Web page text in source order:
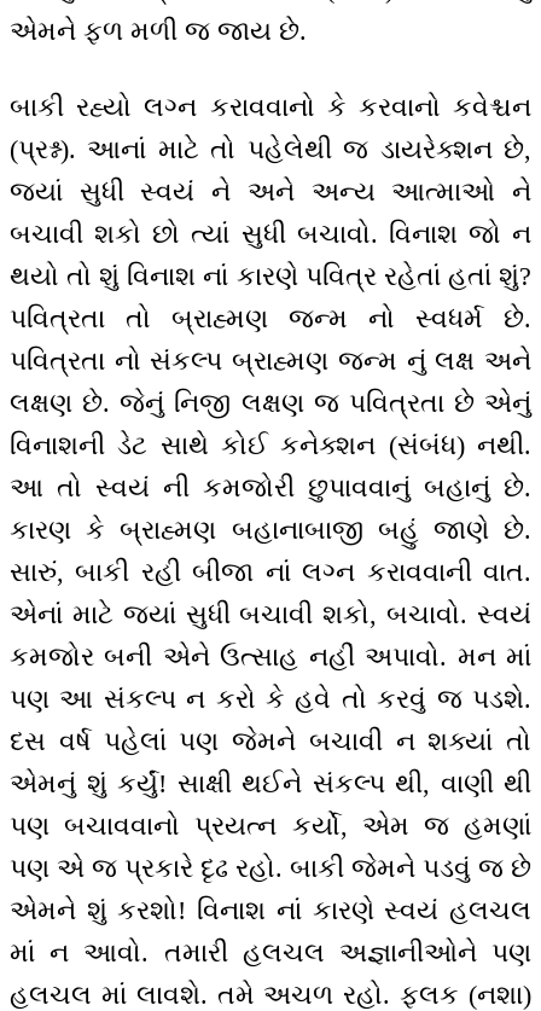
એમને ફળ મળી જ જાય છે.
બાકી રહ્યો લગ્ન કરાવવાનો કે કરવાનો કવેશ્ચન
(પ્રશ્ન). આનાં માટે તો પહેલેથી જ ડાયરેક્શન છે,
જ્યાં સુધી સ્વયં ને અને અન્ય આત્માઓ ને
બચાવી શકો છો ત્યાં સુધી બચાવો. વિનાશ જો ન
થયો તો શું વિનાશ નાં કારણે પવિત્ર રહેતાં હતાં શું?
પવિત્રતા તો બ્રાહ્મણ જન્મ નો સ્વધર્મ છે.
પવિત્રતા નો સંકલ્પ બ્રાહ્મણ જન્મ નું લક્ષ અને
લક્ષણ છે. જેનું નિજી લક્ષણ જ પવિત્રતા છે એનું
વિનાશની ડેટ સાથે કોઈ કનેક્શન (સંબંધ) નથી.
આ તો સ્વયં ની કમજોરી છુપાવવાનું બહાનું છે.
કારણ કે બ્રાહ્મણ બહાનાબાજી બહું જાણે છે.
સારું, બાકી રહી બીજા નાં લગ્ન કરાવવાની વાત.
એનાં માટે જ્યાં સુધી બચાવી શકો, બચાવો. સ્વયં
કમજોર બની એને ઉત્સાહ નહીં અપાવો. મન માં
પણ આ સંકલ્પ ન કરો કે હવે તો કરવું જ પડશે.
દસ વર્ષ પહેલાં પણ જેમને બચાવી ન શક્યાં તો
એમનું શું કર્યું! સાક્ષી થઈને સંકલ્પ થી, વાણી થી
પણ બચાવવાનો પ્રયત્ન કર્યો, એમ જ હમણાં
પણ એ જ પ્રકારે દૃઢ રહો. બાકી જેમને પડવું જ છે
એમને શું કરશો! વિનાશ નાં કારણે સ્વયં હલચલ
માં ન આવો. તમારી હલચલ અજ્ઞાનીઓને પણ
હલચલ માં લાવશે. તમે અચળ રહો. ફલક (નશા)